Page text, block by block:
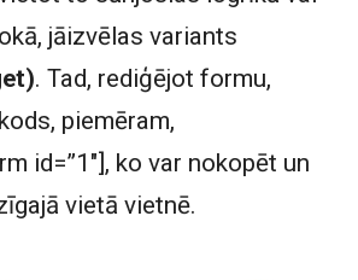
jāizvēlas variants
. Tad, rediģējot formu,
piemēram,
id=”1″], ko var nokopēt un
vietā vietnē.